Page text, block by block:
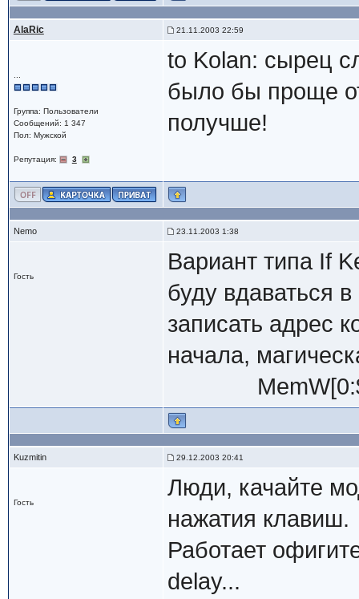
AlaRic 21.11.2003 22:59
Группа: Пользователи
Сообщений: 1 347
Пол: Мужской
Репутация: 3
to Kolan: сырец
было бы проще
получше!
Nemo 23.11.2003 1:38
Гость
Вариант типа If
буду вдаваться
записать адрес
начала,
Kuzmitin 29.12.2003 20:41
Гость
Люди, качайте
нажатия клавиш.
Работает
delay...